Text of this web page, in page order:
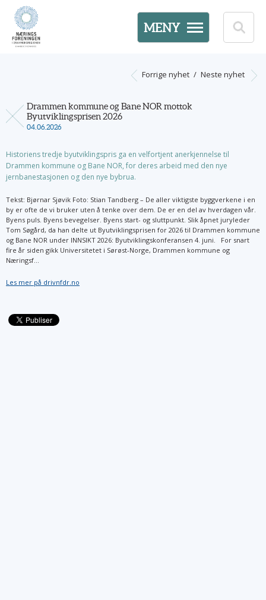
MENY
Neste nyhet
/
Forrige nyhet
Drammen kommune og Bane NOR mottok
Byutviklingsprisen 2026
04.06.2026
Historiens tredje byutviklingspris ga en velfortjent anerkjennelse til
Drammen kommune og Bane NOR, for deres arbeid med den nye
jernbanestasjonen og den nye bybrua.
Tekst: Bjørnar Sjøvik Foto: Stian Tandberg – De aller viktigste byggverkene i en
by er ofte de vi bruker uten å tenke over dem. De er en del av hverdagen vår.
Byens puls. Byens bevegelser. Byens start- og sluttpunkt. Slik åpnet juryleder
Tom Søgård, da han delte ut Byutviklingsprisen for 2026 til Drammen kommune
og Bane NOR under INNSIKT 2026: Byutviklingskonferansen 4. juni. For snart
fire år siden gikk Universitetet i Sørøst-Norge, Drammen kommune og
Næringsf...
Les mer på drivnfdr.no